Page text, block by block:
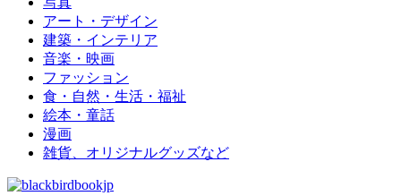
アート・デザイン
建築・インテリア
音楽・映画
ファッション
食・自然・生活・福祉
絵本・童話
漫画
雑貨、オリジナルグッズなど